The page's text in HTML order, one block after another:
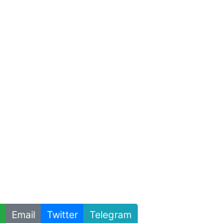
Email Twitter Telegram